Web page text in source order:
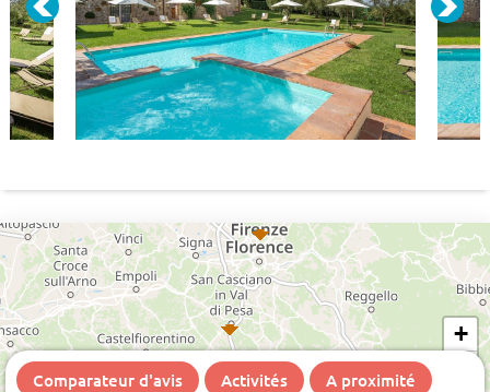
+
Comparateur d'avis Activités A proximité